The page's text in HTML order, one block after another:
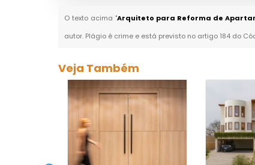
O texto acima "Arquiteto para Reforma de
autor. Plágio é crime e está previsto no artigo 184 do
Veja Também